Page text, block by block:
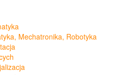
Mechatronika, Robotyka